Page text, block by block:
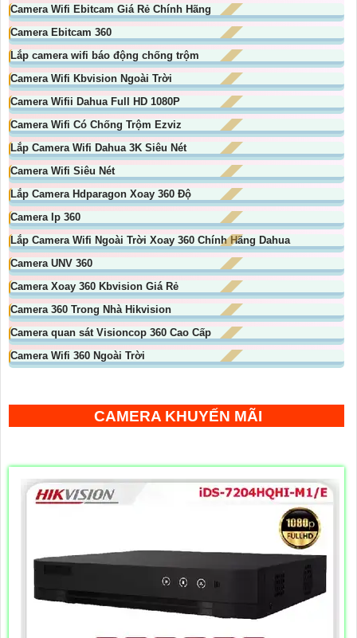
Camera Wifi Ebitcam Giá Rẻ Chính Hãng
Camera Ebitcam 360
Lắp camera wifi báo động chống trộm
Camera Wifi Kbvision Ngoài Trời
Camera Wifii Dahua Full HD 1080P
Camera Wifi Có Chống Trộm Ezviz
Lắp Camera Wifi Dahua 3K Siêu Nét
Camera Wifi Siêu Nét
Lắp Camera Hdparagon Xoay 360 Độ
Camera Ip 360
Lắp Camera Wifi Ngoài Trời Xoay 360 Chính Hãng Dahua
Camera UNV 360
Camera Xoay 360 Kbvision Giá Rẻ
Camera 360 Trong Nhà Hikvision
Camera quan sát Visioncop 360 Cao Cấp
Camera Wifi 360 Ngoài Trời
CAMERA KHUYẾN MÃI